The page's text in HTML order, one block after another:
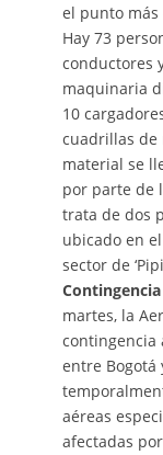
el punto más
Hay 73
conductores
maquinaria
10
cuadrillas de
material se
por parte de
trata de dos
ubicado en
sector de
martes, la
contingencia
entre Bogotá
aéreas
afectadas